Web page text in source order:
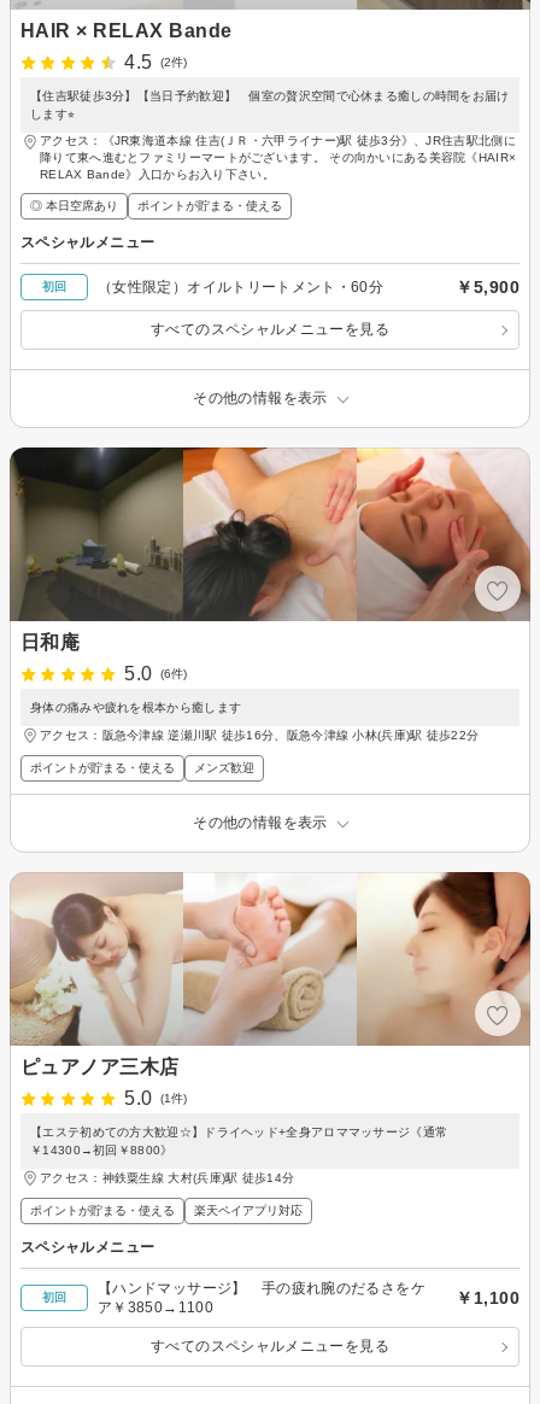
HAIR × RELAX Bande
4.5
(2件)
【住吉駅徒歩3分】【当日予約歓迎】 個室の贅沢空間で心休まる癒しの時間をお届け
します⭐︎
アクセス：《JR東海道本線 住吉(ＪＲ・六甲ライナー)駅 徒歩3分》、JR住吉駅北側に
降りて東へ進むとファミリーマートがございます。 その向かいにある美容院《HAIR×
RELAX Bande》入口からお入り下さい。
◎ 本日空席あり ポイントが貯まる・使える
スペシャルメニュー
初回 （女性限定）オイルトリートメント・60分 ￥5,900
すべてのスペシャルメニューを見る
その他の情報を表示
日和庵
5.0
(6件)
身体の痛みや疲れを根本から癒します
アクセス：阪急今津線 逆瀬川駅 徒歩16分、阪急今津線 小林(兵庫)駅 徒歩22分
ポイントが貯まる・使える メンズ歓迎
その他の情報を表示
ピュアノア三木店
5.0
(1件)
【エステ初めての方大歓迎☆】ドライヘッド+全身アロママッサージ《通常
￥14300→初回￥8800》
アクセス：神鉄粟生線 大村(兵庫)駅 徒歩14分
ポイントが貯まる・使える 楽天ペイアプリ対応
スペシャルメニュー
初回
【ハンドマッサージ】 手の疲れ腕のだるさをケ
ア￥3850→1100
￥1,100
すべてのスペシャルメニューを見る